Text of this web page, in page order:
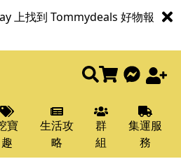
上找到 Tommydeals 好物報
寶
趣
生活攻
略
群
組
集運服
務